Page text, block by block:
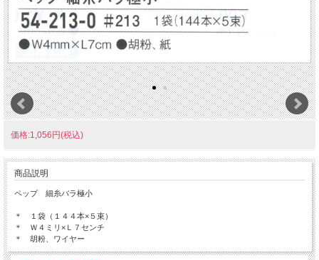
価格:1,056円(税込)
商品説明
ペップ 細糸バラ極小
＊ １袋（１４４本×５束）
＊ Ｗ４ミリ×Ｌ７センチ
＊ 胡粉、ワイヤー